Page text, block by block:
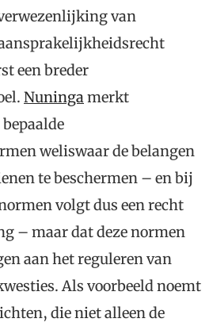
van
een breder
Nuningamerkt
weliswaar de belangen
te beschermen – en bij
volgt dus een recht
– maar dat deze normen
aan het reguleren van
Als voorbeeld noemt
die niet alleen de